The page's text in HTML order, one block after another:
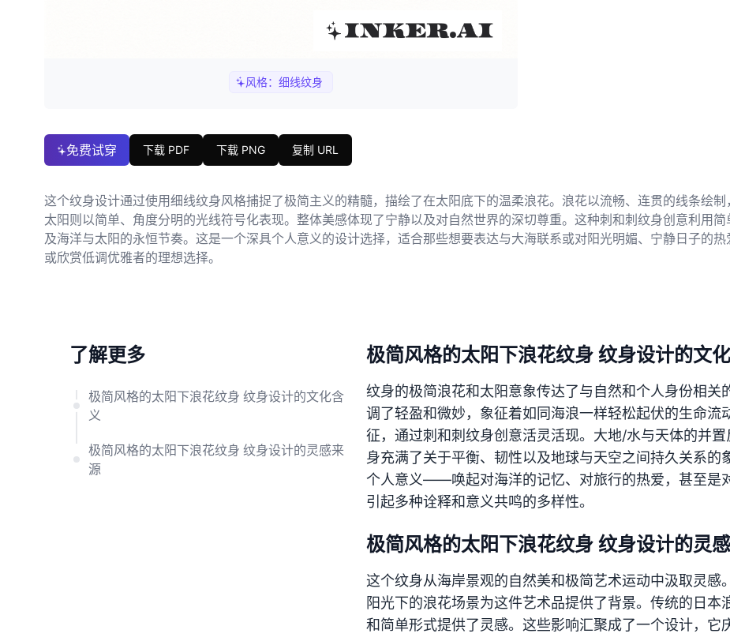
风格： 细线纹身
免费试穿 下载 PDF 下载 PNG 复制 URL
这个纹身设计通过使用细线纹身风格捕捉了极简主义的精髓，描绘了在太阳底下的温柔浪花。浪花以流畅、连贯的线条绘
太阳则以简单、角度分明的光线符号化表现。整体美感体现了宁静以及对自然世界的深切尊重。这种刺和刺纹身创意利用
及海洋与太阳的永恒节奏。这是一个深具个人意义的设计选择，适合那些想要表达与大海联系或对阳光明媚、宁静日子的
或欣赏低调优雅者的理想选择。
了解更多
极简风格的太阳下浪花纹身 纹身设计的文化含
义
极简风格的太阳下浪花纹身 纹身设计的灵感来
源
极简风格的太阳下浪花纹身 纹身设计的文
纹身的极简浪花和太阳意象传达了与自然和个人身份相
调了轻盈和微妙，象征着如同海浪一样轻松起伏的生命
征，通过刺和刺纹身创意活灵活现。大地/水与天体的并
身充满了关于平衡、韧性以及地球与天空之间持久关系
个人意义——唤起对海洋的记忆、对旅行的热爱，甚至是
引起多种诠释和意义共鸣的多样性。
极简风格的太阳下浪花纹身 纹身设计的灵
这个纹身从海岸景观的自然美和极简艺术运动中汲取灵
阳光下的浪花场景为这件艺术品提供了背景。传统的日
和简单形式提供了灵感。这些影响汇聚成了一个设计，它